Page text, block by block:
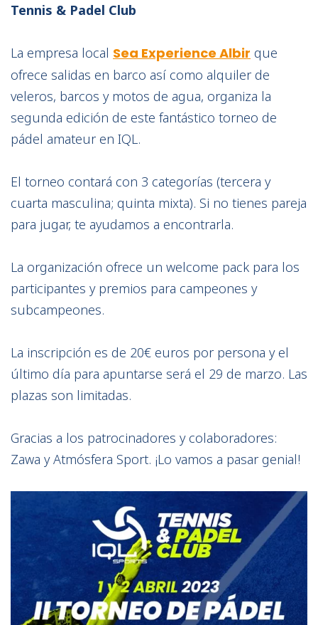
Tennis & Padel Club
La empresa local Sea Experience Albir que
ofrece salidas en barco así como alquiler de
veleros, barcos y motos de agua, organiza la
segunda edición de este fantástico torneo de
pádel amateur en IQL.
El torneo contará con 3 categorías (tercera y
cuarta masculina; quinta mixta). Si no tienes pareja
para jugar, te ayudamos a encontrarla.
La organización ofrece un welcome pack para los
participantes y premios para campeones y
subcampeones.
La inscripción es de 20€ euros por persona y el
último día para apuntarse será el 29 de marzo. Las
plazas son limitadas.
Gracias a los patrocinadores y colaboradores:
Zawa y Atmósfera Sport. ¡Lo vamos a pasar genial!